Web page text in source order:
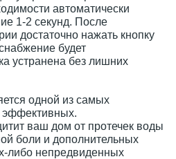
автоматически
1-2 секунд. После
достаточно нажать кнопку
будет
устранена без лишних
одной из самых
эффективных.
ваш дом от протечек воды
боли и дополнительных
либо непредвиденных